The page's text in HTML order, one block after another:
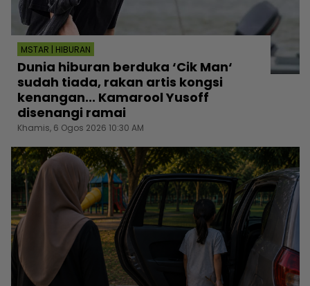
MSTAR | HIBURAN
Dunia hiburan berduka ‘Cik Man‘
sudah tiada, rakan artis kongsi
kenangan... Kamarool Yusoff
disenangi ramai
Khamis, 6 Ogos 2026 10:30 AM